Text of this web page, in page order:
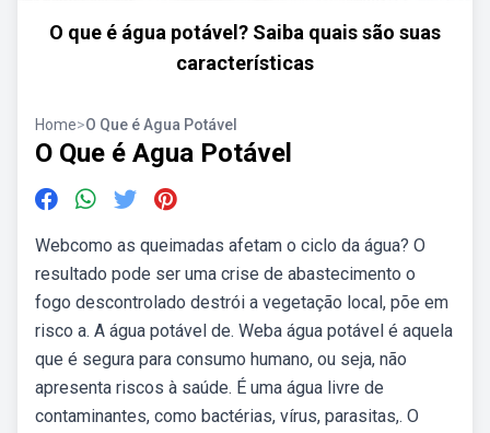
O que é água potável? Saiba quais são suas
características
Home>O Que é Agua Potável
O Que é Agua Potável
Webcomo as queimadas afetam o ciclo da água? O
resultado pode ser uma crise de abastecimento o
fogo descontrolado destrói a vegetação local, põe em
risco a. A água potável de. Weba água potável é aquela
que é segura para consumo humano, ou seja, não
apresenta riscos à saúde. É uma água livre de
contaminantes, como bactérias, vírus, parasitas,. O